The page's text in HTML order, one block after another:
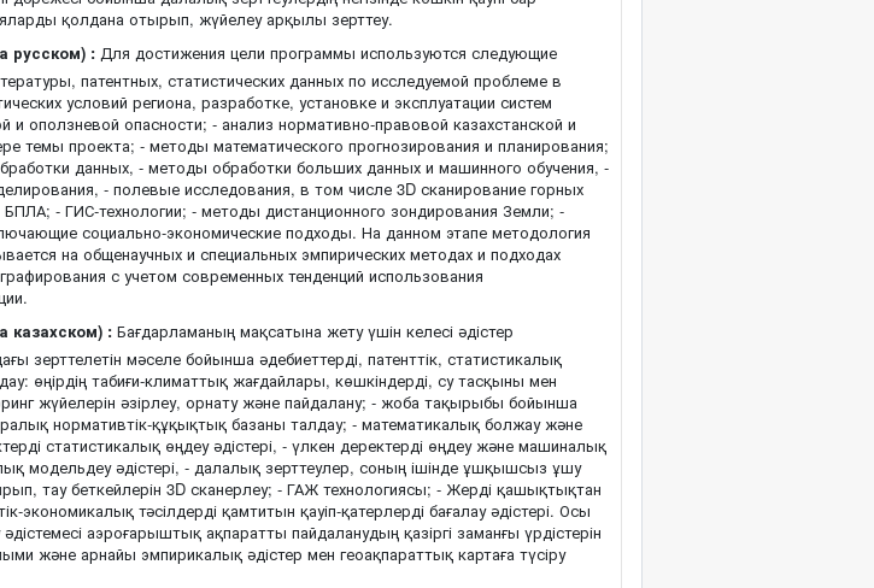
қолдана отырып, жүйелеу арқылы зерттеу.
русском) : Для достижения цели программы используются следующие
патентных, статистических данных по исследуемой проблеме в
условий региона, разработке, установке и эксплуатации систем
и оползневой опасности; - анализ нормативно-правовой казахстанской и
темы проекта; - методы математического прогнозирования и планирования;
данных, - методы обработки больших данных и машинного обучения, -
- полевые исследования, в том числе 3D сканирование горных
- ГИС-технологии; - методы дистанционного зондирования Земли; -
социально-экономические подходы. На данном этапе методология
на общенаучных и специальных эмпирических методах и подходах
с учетом современных тенденций использования
казахском) : Бағдарламаның мақсатына жету үшін келесі әдістер
зерттелетін мәселе бойынша әдебиеттерді, патенттік, статистикалық
өңірдің табиғи-климаттық жағдайлары, көшкіндерді, су тасқыны мен
жүйелерін әзірлеу, орнату және пайдалану; - жоба тақырыбы бойынша
нормативтік-құқықтық базаны талдау; - математикалық болжау және
статистикалық өңдеу әдістері, - үлкен деректерді өңдеу және машиналық
модельдеу әдістері, - далалық зерттеулер, соның ішінде ұшқышсыз ұшу
тау беткейлерін 3D сканерлеу; - ГАЖ технологиясы; - Жерді қашықтықтан
экономикалық тәсілдерді қамтитын қауіп-қатерлерді бағалау әдістері. Осы
аэроғарыштық ақпаратты пайдаланудың қазіргі заманғы үрдістерін
және арнайы эмпирикалық әдістер мен геоақпараттық картаға түсіру